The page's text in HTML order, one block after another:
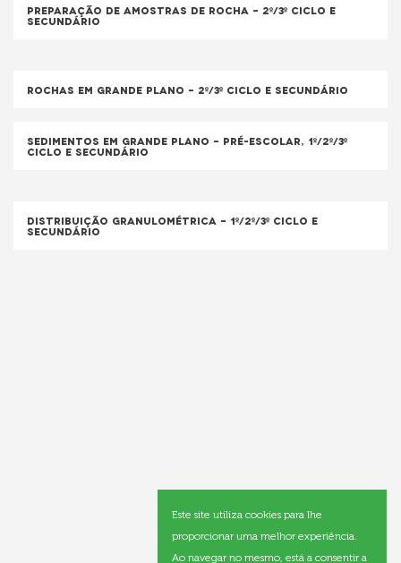
Este site utiliza cookies para lhe
proporcionar uma melhor experiência.
Ao navegar no mesmo, está a consentir a
Preparação de amostras de rocha – 2º/3º ciclo e
Secundário
Rochas em grande plano – 2º/3º ciclo e Secundário
Sedimentos em grande plano – pré-escolar, 1º/2º/3º
ciclo e Secundário
Distribuição Granulométrica – 1º/2º/3º ciclo e
Secundário